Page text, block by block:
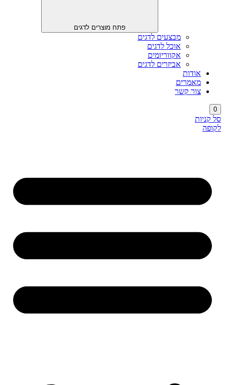
פתח מוצרים לדגים
מבצעים לדגים
אוכל לדגים
אקווריומים
אביזרים לדגים
אודות
מאמרים
צור קשר
0
סל קניות
לקופה